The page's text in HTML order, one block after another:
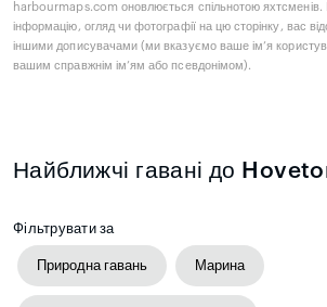
harbourmaps.com оновлюється спільнотою яхтсменів.
інформацію, огляд чи фотографії на цю сторінку, вас
іншими дописувачами (ми вказуємо ваше ім’я
вашим справжнім ім’ям або псевдонімом).
Найближчі гавані до
Фільтрувати за
Природна гавань Марина